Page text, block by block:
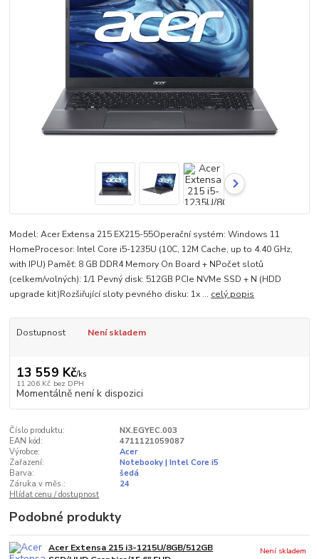
Model: Acer Extensa 215 EX215-55Operační systém: Windows 11
HomeProcesor: Intel Core i5-1235U (10C, 12M Cache, up to 4.40 GHz,
with IPU) Paměť: 8 GB DDR4 Memory On Board + NPočet slotů
(celkem/volných): 1/1 Pevný disk: 512GB PCIe NVMe SSD + N (HDD
upgrade kit)Rozšiřující sloty pevného disku: 1x ... celý popis
Dostupnost Není skladem
13 559 Kč/ks
11 206 Kč bez DPH
Momentálně není k dispozici
Číslo produktu:
NX.EGYEC.003
EAN kód:
4711121059087
Výrobce:
Acer
Zařazení:
Notebooky | Intel Core i5
Barva:
šedá
Záruka v měs.:
24
Hlídat cenu / dostupnost
Podobné produkty
Acer Extensa 215 i3-1215U/8GB/512GB
Není skladem